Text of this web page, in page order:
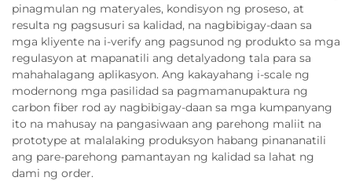
pinagmulan ng materyales, kondisyon ng proseso, at
resulta ng pagsusuri sa kalidad, na nagbibigay-daan sa
mga kliyente na i-verify ang pagsunod ng produkto sa mga
regulasyon at mapanatili ang detalyadong tala para sa
mahahalagang aplikasyon. Ang kakayahang i-scale ng
modernong mga pasilidad sa pagmamanupaktura ng
carbon fiber rod ay nagbibigay-daan sa mga kumpanyang
ito na mahusay na pangasiwaan ang parehong maliit na
prototype at malalaking produksyon habang pinananatili
ang pare-parehong pamantayan ng kalidad sa lahat ng
dami ng order.